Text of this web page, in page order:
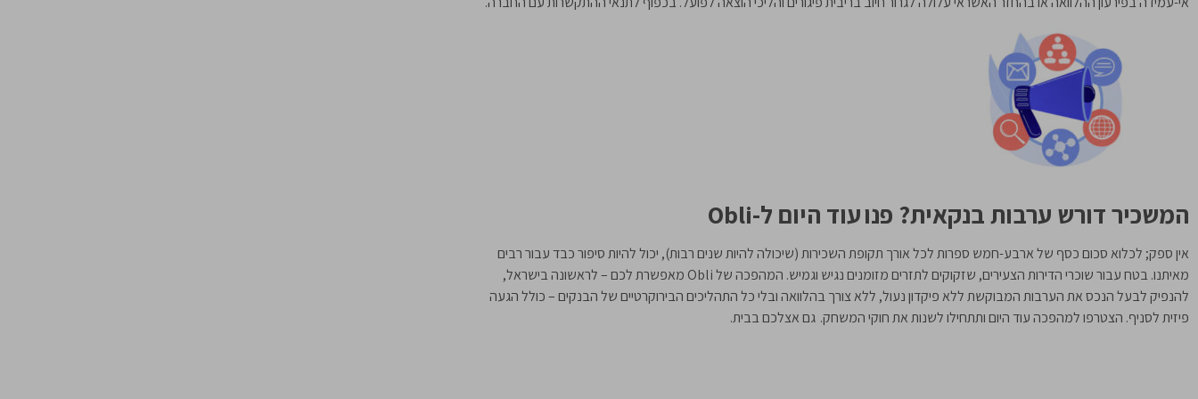
המשכיר דורש ערבות בנקאית? פנו עוד היום ל-Obli
אין ספק; לכלוא סכום כסף של ארבע-חמש ספרות לכל אורך תקופת השכירות (שיכולה להיות שנים רבות), יכול להיות סיפור כבד עבור רבים
מאיתנו. בטח עבור שוכרי הדירות הצעירים, שזקוקים לתזרים מזומנים נגיש וגמיש. המהפכה של Obli מאפשרת לכם – לראשונה בישראל,
להנפיק לבעל הנכס את הערבות המבוקשת ללא פיקדון נעול, ללא צורך בהלוואה ובלי כל התהליכים הבירוקרטיים של הבנקים – כולל הגעה
פיזית לסניף. הצטרפו למהפכה עוד היום ותתחילו לשנות את חוקי המשחק. גם אצלכם בבית.